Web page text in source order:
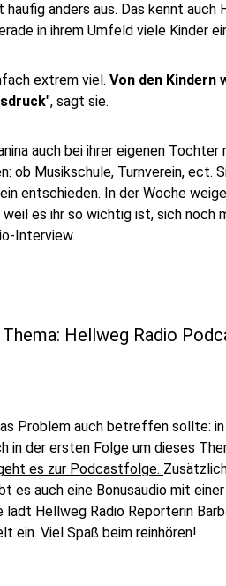
anders aus. Das kennt auch
in ihrem Umfeld viele Kinder
extrem viel. Von den Kindern
", sagt sie.
auch bei ihrer eigenen
ob Musikschule, Turnverein, ect.
entschieden. In der Woche
weil es ihr so wichtig ist, sich
Interview.
Hellweg Radio
Problem auch betreffen sollte:
in der ersten Folge um dieses
es zur Podcastfolge.
es auch eine Bonusaudio mit
lädt Hellweg Radio Reporterin
ein. Viel Spaß beim reinhören!